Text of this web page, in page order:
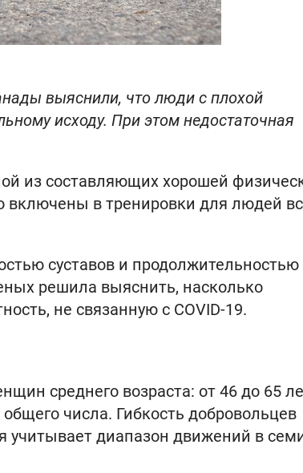
выяснили, что люди с плохой
исходу. При этом недостаточная
из составляющих хорошей
включены в тренировки для людей
суставов и продолжительностью
решила выяснить, насколько
не связанную с COVID-19.
среднего возраста: от 46 до 65
числа. Гибкость добровольцев
диапазон движений в